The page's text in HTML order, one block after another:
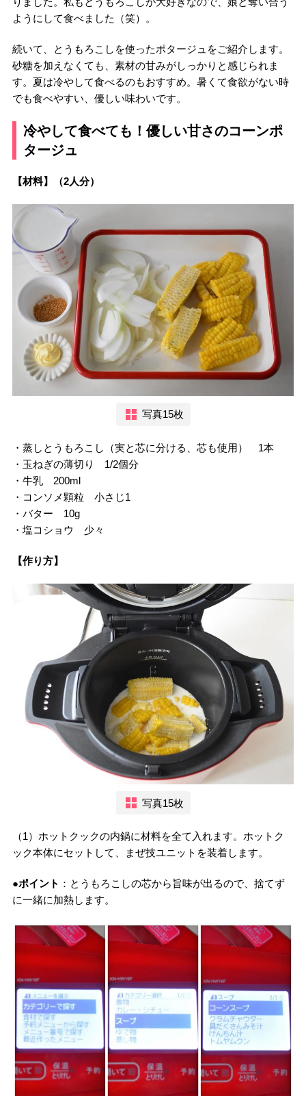
ようにして食べました（笑）。
続いて、とうもろこしを使ったポタージュをご紹介します。
砂糖を加えなくても、素材の甘みがしっかりと感じられま
す。夏は冷やして食べるのもおすすめ。暑くて食欲がない時
でも食べやすい、優しい味わいです。
冷やして食べても！優しい甘さのコーンポ
タージュ
【材料】（2人分）
写真15枚
・蒸しとうもろこし（実と芯に分ける、芯も使用） 1本
・玉ねぎの薄切り 1/2個分
・牛乳 200ml
・コンソメ顆粒 小さじ1
・バター 10g
・塩コショウ 少々
【作り方】
写真15枚
（1）ホットクックの内鍋に材料を全て入れます。ホットク
ック本体にセットして、まぜ技ユニットを装着します。
●ポイント ：とうもろこしの芯から旨味が出るので、捨てず
に一緒に加熱します。